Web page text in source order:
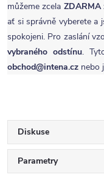
můžeme zcela ZDARMA
ať si správně vyberete a
spokojeni. Pro zaslání
vybraného odstínu.
obchod@intena.cz nebo
Diskuse
Parametry